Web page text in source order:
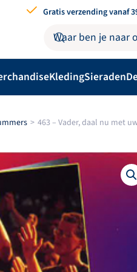
Gratis verzending vanaf
KledingSieraden
463 – Vader, daal nu met